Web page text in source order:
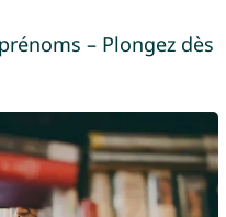
– Plongez dès